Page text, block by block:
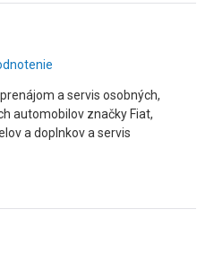
a servis osobných,
automobilov značky Fiat,
a doplnkov a servis